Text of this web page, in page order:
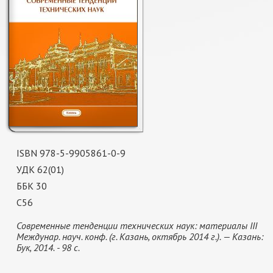
ISBN 978-5-9905861-0-9
УДК 62(01)
ББК 30
С56
Современные тенденции технических наук: материалы III
Междунар. науч. конф. (г. Казань, октябрь 2014 г.). — Казань:
Бук, 2014. - 98 с.